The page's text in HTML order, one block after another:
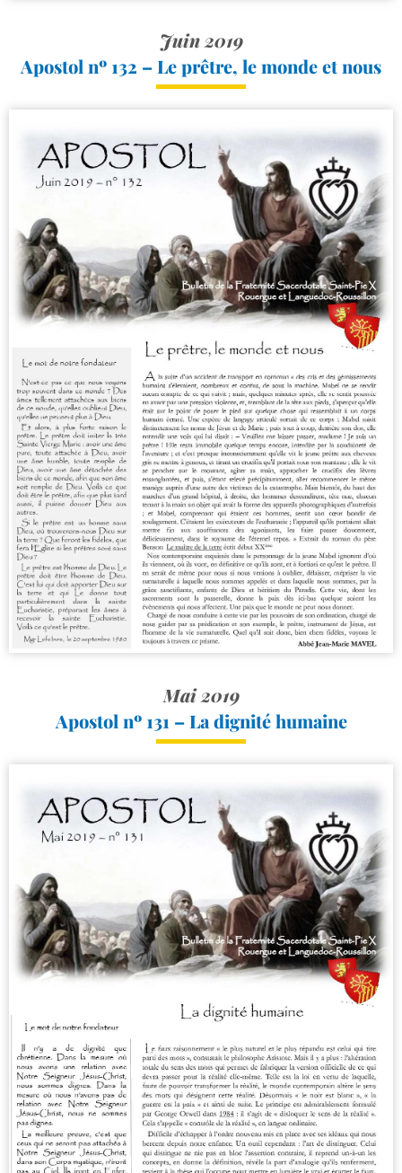
Juin 2019
Apostol nº 132 – Le prêtre, le monde et nous
Mai 2019
Apostol nº 131 – La dignité humaine